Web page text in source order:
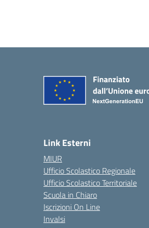
Link Esterni
MIUR
Ufficio Scolastico Regionale
Ufficio Scolastico Territoriale
Scuola in Chiaro
Iscrizioni On Line
Invalsi